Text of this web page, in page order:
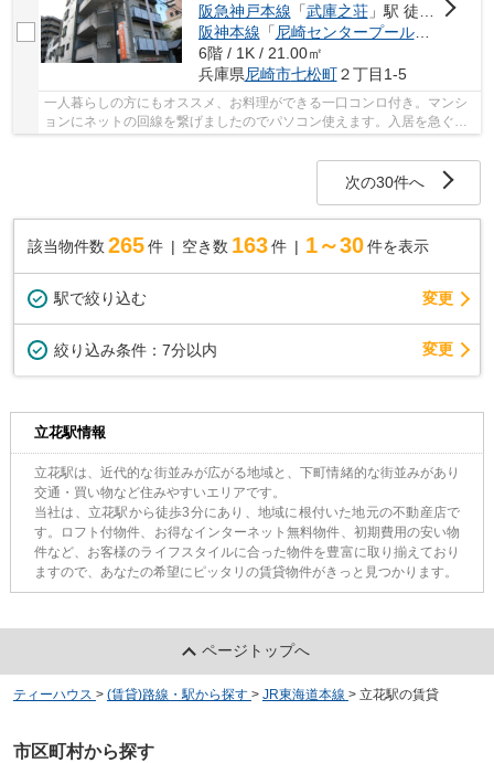
阪急神戸本線 「武庫之荘」駅 徒歩27分
阪神本線 「 尼崎センタープール前
6階 / 1K / 21.00㎡
兵庫県尼崎市七松町２丁目1-5
一人暮らしの方にもオススメ、お料理ができる一口コンロ付き。マンシ
ョンにネットの回線を繋げましたのでパソコン使えます。入居を急ぐ方
にも当物件でしたら現在空き部屋ですのでお勧...
次の30件へ
該当物件数 265件 空き数 163 件 1～30 件を表示
駅で絞り込む 変更
絞り込み条件： 7分以内 変更
立花駅情報
立花駅は、近代的な街並みが広がる地域と、下町情緒的な街並みがあり
交通・買い物など住みやすいエリアです。
当社は、立花駅から徒歩3分にあり、地域に根付いた地元の不動産店で
す。ロフト付物件、お得なインターネット無料物件、初期費用の安い物
件など、お客様のライフスタイルに合った物件を豊富に取り揃えており
ますので、あなたの希望にピッタリの賃貸物件がきっと見つかります。
ページトップへ
ティーハウス > (賃貸)路線・駅から探す > JR東海道本線 > 立花駅の賃貸
市区町村から探す